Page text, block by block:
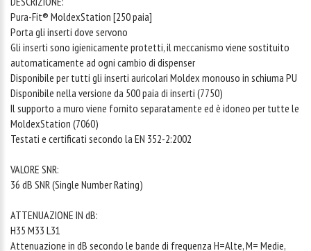
Pura-Fit® MoldexStation [250 paia]
Porta gli inserti dove servono
Gli inserti sono igienicamente protetti, il meccanismo viene sostituito
automaticamente ad ogni cambio di dispenser
Disponibile per tutti gli inserti auricolari Moldex monouso in schiuma PU
Disponibile nella versione da 500 paia di inserti (7750)
Il supporto a muro viene fornito separatamente ed è idoneo per tutte le
MoldexStation (7060)
Testati e certificati secondo la EN 352-2:2002
VALORE SNR:
36 dB SNR (Single Number Rating)
ATTENUAZIONE IN dB:
H35 M33 L31
Attenuazione in dB secondo le bande di frequenza H=Alte, M= Medie,